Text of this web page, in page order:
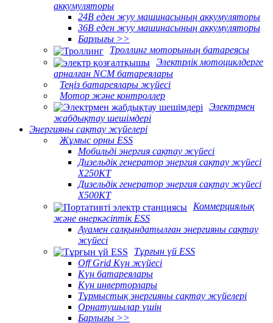
аккумуляторы
24В еден жуу машинасының аккумуляторы
36В еден жуу машинасының аккумуляторы
Барлығы >>
Троллинг моторының батареясы
Электрлік мотоциклдерге
арналған NCM батареялары
Теңіз батареялары жүйесі
Мотор және контроллер
Электрмен
жабдықтау шешімдері
Энергияны сақтау жүйелері
Жұмыс орны ESS
Мобильді энергия сақтау жүйесі
Дизельдік генератор энергия сақтау жүйесі
X250KT
Дизельдік генератор энергия сақтау жүйесі
X500KT
Коммерциялық
және өнеркәсіптік ESS
Ауамен салқындатылған энергияны сақтау
жүйесі
Тұрғын үй ESS
Off Grid Күн жүйесі
Күн батареялары
Күн инверторлары
Тұрмыстық энергияны сақтау жүйелері
Орнатушылар үшін
Барлығы >>